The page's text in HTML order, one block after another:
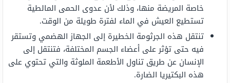
خاصة المريضة منها، وذلك لأن عدوى الحمى المالطية
تستطيع العيش في الماء لفترة طويلة من الوقت.
تنتقل هذه الجرثومة الخطيرة إلى الجهاز الهضمي وتستقر
فيه حتى تؤثر على أعضاء الجسم المختلفة، فتنتقل إلى
الإنسان عن طريق تناول الأطعمة الملوثة والتي تحتوي على
هذه البكتيريا الضارة.